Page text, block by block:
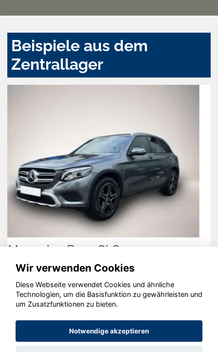
Beispiele aus dem
Zentrallager
Hyundai TUCSON
© konjunkturmotor.de GmbH 2020 - 2026
Wir verwenden Cookies
Diese Webseite verwendet Cookies und ähnliche
Technologien, um die Basisfunktion zu gewährleisten und
um Zusatzfunktionen zu bieten.
Notwendige akzeptieren